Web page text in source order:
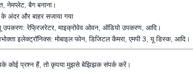
नेमप्लेट, बैग बनाना।
अंदर और बाहर सजाया गया
उपकरण: रेफ्रिजरेटर, माइक्रोवेव ओवन, ऑडियो उपकरण, आदि।
इलेक्ट्रॉनिक्स: मोबाइल फोन, डिजिटल कैमरा, एमपी 3, यू डिस्क, आदि।
कोई प्रश्न हैं, तो कृपया मुझसे बेझिझक संपर्क करें।